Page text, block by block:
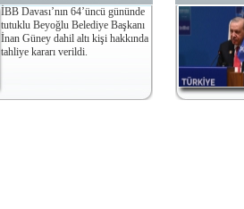
İBB Davası’nın 64’üncü gününde
tutuklu Beyoğlu Belediye Başkanı
İnan Güney dahil altı kişi hakkında
tahliye kararı verildi.